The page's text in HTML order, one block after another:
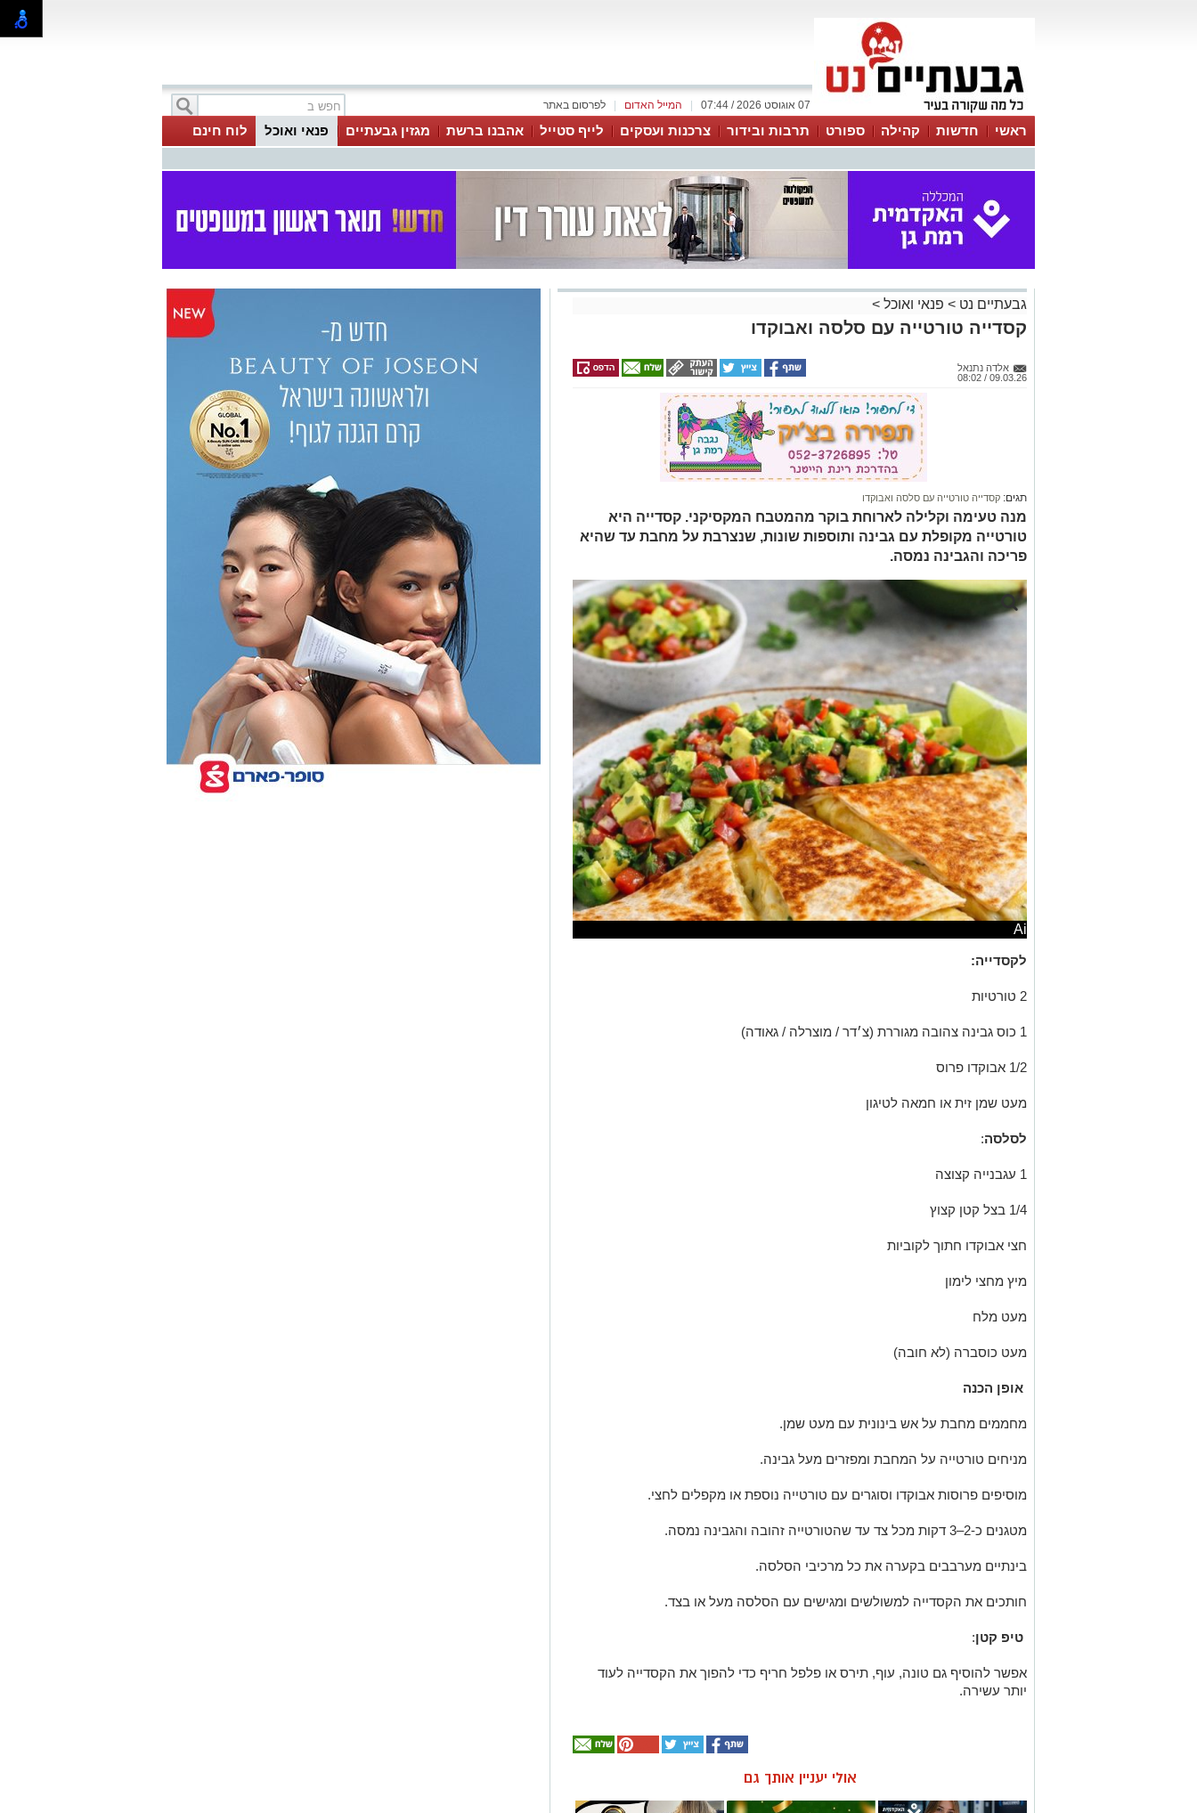
לפרסום באתר המייל האדום 07 אוגוסט 2026 / 07:44
ראשי חדשות קהילה ספורט תרבות ובידור צרכנות ועסקים לייף סטייל אהבנו ברשת מגזין גבעתיים פנאי ואוכל לוח חינם
גבעתיים נט > פנאי ואוכל >
קסדייה טורטייה עם סלסה ואבוקדו
אלדה נתנאל
09.03.26 / 08:02
תגים: קסדייה טורטייה עם סלסה ואבוקדו
מנה טעימה וקלילה לארוחת בוקר מהמטבח המקסיקני. קסדייה היא
טורטייה מקופלת עם גבינה ותוספות שונות, שנצרבת על מחבת עד שהיא
פריכה והגבינה נמסה.
Ai
לקסדייה:
2 טורטיות
1 כוס גבינה צהובה מגוררת (צ׳דר / מוצרלה / גאודה)
1/2 אבוקדו פרוס
מעט שמן זית או חמאה לטיגון
לסלסה:
1 עגבנייה קצוצה
1/4 בצל קטן קצוץ
חצי אבוקדו חתוך לקוביות
מיץ מחצי לימון
מעט מלח
מעט כוסברה (לא חובה)
אופן הכנה
מחממים מחבת על אש בינונית עם מעט שמן.
מניחים טורטייה על המחבת ומפזרים מעל גבינה.
מוסיפים פרוסות אבוקדו וסוגרים עם טורטייה נוספת או מקפלים לחצי.
מטגנים כ-2–3 דקות מכל צד עד שהטורטייה זהובה והגבינה נמסה.
בינתיים מערבבים בקערה את כל מרכיבי הסלסה.
חותכים את הקסדייה למשולשים ומגישים עם הסלסה מעל או בצד.
טיפ קטן:
אפשר להוסיף גם טונה, עוף, תירס או פלפל חריף כדי להפוך את הקסדייה לעוד
יותר עשירה.
אולי יעניין אותך גם